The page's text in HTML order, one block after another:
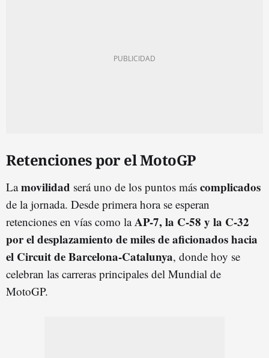
Retenciones por el MotoGP
Lamovilidad será uno de los puntos más complicados
de la jornada. Desde primera hora se esperan
retenciones en vías como laAP-7, la C-58 y la C-32
por el desplazamiento de miles de aficionados hacia
el Circuit de Barcelona-Catalunya, donde hoy se
celebran las carreras principales del Mundial de
MotoGP.